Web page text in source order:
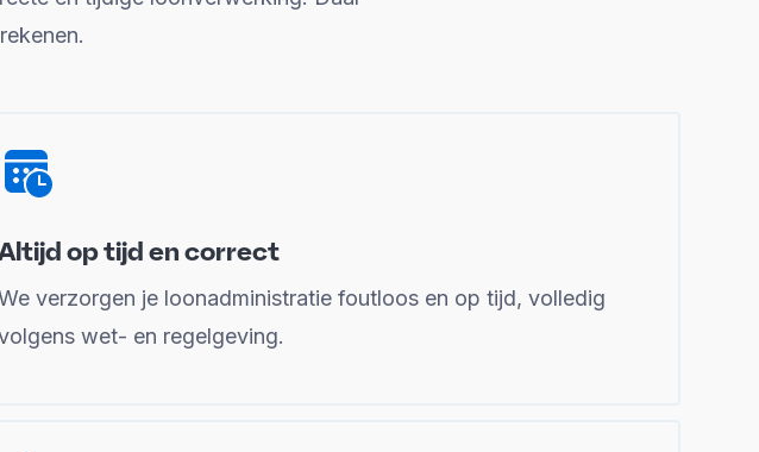
op tijd en correct
verzorgen je loonadministratie foutloos en op tijd, volledig
wet- en regelgeving.